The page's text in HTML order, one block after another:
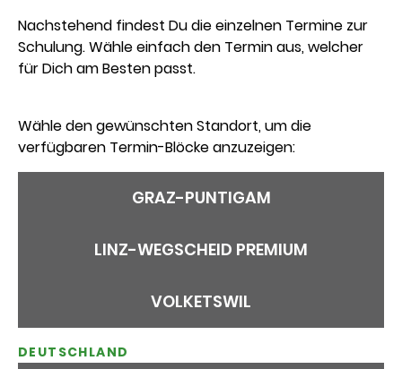
Nachstehend findest Du die einzelnen Termine zur
Schulung. Wähle einfach den Termin aus, welcher
für Dich am Besten passt.
Wähle den gewünschten Standort, um die
verfügbaren Termin-Blöcke anzuzeigen:
GRAZ-PUNTIGAM
LINZ-WEGSCHEID PREMIUM
VOLKETSWIL
DEUTSCHLAND